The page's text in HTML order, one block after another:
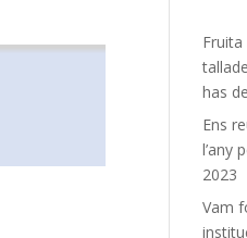
has
Ens
l’any
2023
Vam